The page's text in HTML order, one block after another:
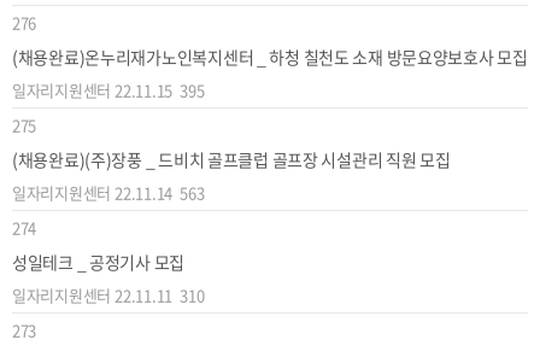
276
(채용완료)온누리재가노인복지센터 _ 하청 칠천도 소재 방문요양보호사 모집
일자리지원센터 22.11.15 395
275
(채용완료)(주)장풍 _ 드비치 골프클럽 골프장 시설관리 직원 모집
일자리지원센터 22.11.14 563
274
성일테크 _ 공정기사 모집
일자리지원센터 22.11.11 310
273